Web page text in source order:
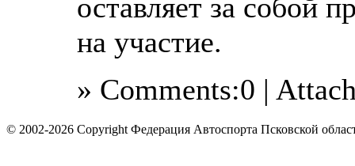
оставляет за собой
на участие.
» Comments:0 |
© 2002-2026 Copyright Федерация Автоспорта Псковской